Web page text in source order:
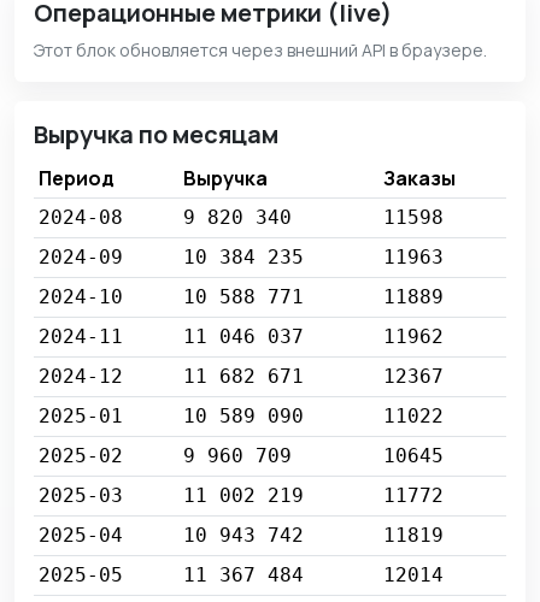
Операционные метрики (live)
Этот блок обновляется через внешний API в браузере.
Выручка по месяцам
Период Выручка Заказы
2024-08 9 820 340
11598
2024-09
10 384 235
11963
2024-10
10 588 771
11889
2024-11
11 046 037
11962
2024-12
11 682 671
12367
2025-01
10 589 090
11022
2025-02
9 960 709
10645
2025-03
11 002 219
11772
2025-04
10 943 742
11819
2025-05
11 367 484
12014